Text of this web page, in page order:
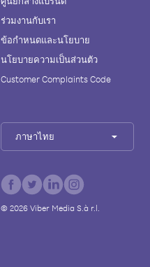
ร่วมงานกับเรา
ข้อกำหนดและนโยบาย
นโยบายความเป็นส่วนตัว
Customer Complaints Code
ภาษาไทย
© 2026Viber Media S.à r.l.